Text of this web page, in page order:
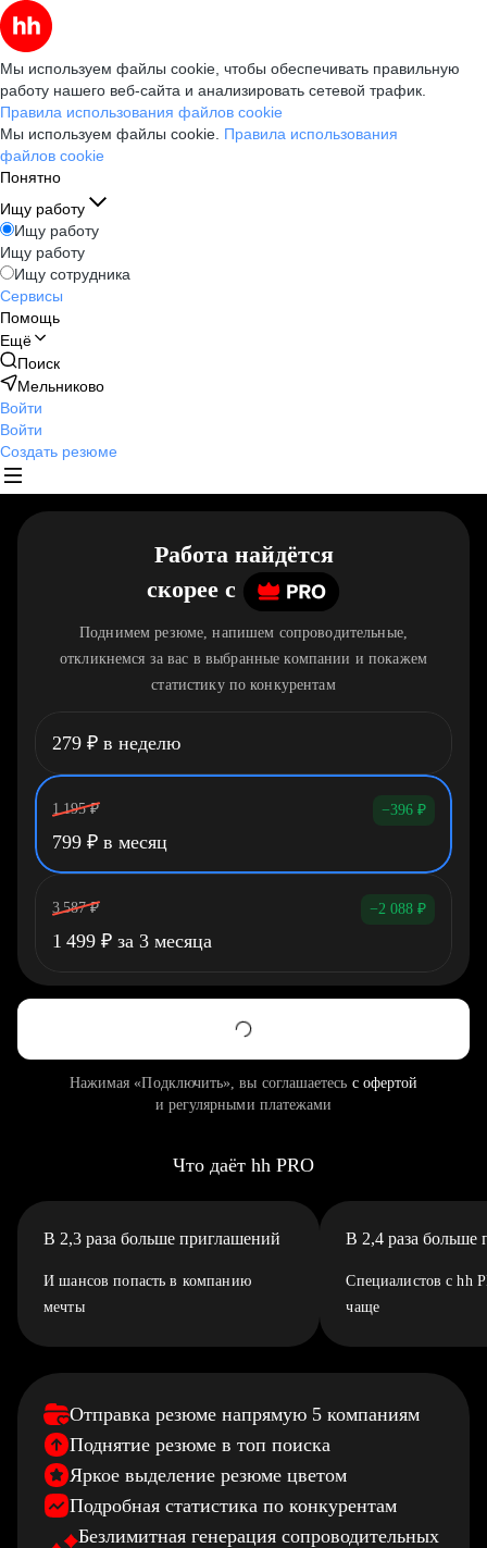
Мы используем файлы cookie, чтобы обеспечивать правильную
работу нашего веб-сайта и анализировать сетевой трафик.
Правила использования файлов cookie
Мы используем файлы cookie. Правила использования
файлов cookie
Понятно
Ищу работу
Ищу работу
Ищу работу
Ищу сотрудника
Сервисы
Помощь
Ещё
Поиск
Мельниково
Войти
Войти
Создать резюме
Работа найдётся
скорее c
Поднимем резюме, напишем сопроводительные,
откликнемся за вас в выбранные компании и покажем
статистику по конкурентам
279 ₽ в неделю
1 195 ₽ −396 ₽
799 ₽ в месяц
3 587 ₽ −2 088 ₽
1 499 ₽ за 3 месяца
Нажимая «Подключить», вы соглашаетесь с офертой
и регулярными платежами
Что даёт hh PRO
В 2,3 раза больше приглашений
И шансов попасть в компанию
мечты
В 2,4 раза больше
Специалистов с hh
чаще
Отправка резюме напрямую 5 компаниям
Поднятие резюме в топ поиска
Яркое выделение резюме цветом
Подробная статистика по конкурентам
Безлимитная генерация сопроводительных